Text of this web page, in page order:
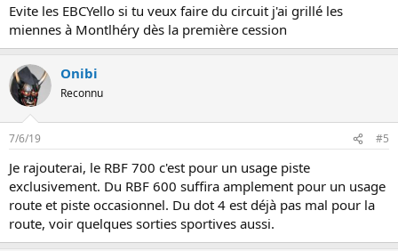
Evite les EBCYello si tu veux faire du circuit j'ai grillé les
miennes à Montlhéry dès la première cession
Onibi
Reconnu
7/6/19 #5
Je rajouterai, le RBF 700 c'est pour un usage piste
exclusivement. Du RBF 600 suffira amplement pour un usage
route et piste occasionnel. Du dot 4 est déjà pas mal pour la
route, voir quelques sorties sportives aussi.